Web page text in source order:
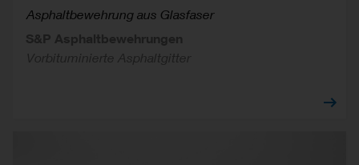
Asphaltbewehrung aus Glasfaser
S&P Asphaltbewehrungen
Vorbituminierte Asphaltgitter